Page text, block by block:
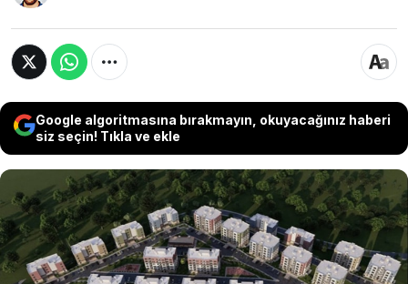
Google algoritmasına bırakmayın, okuyacağınız haberi
siz seçin! Tıkla ve ekle
Daha önce kamudan milyarlık ihaleler
alan şirketler, Hatay'da deprem konutları